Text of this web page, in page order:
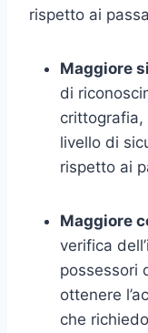
rispetto ai
Maggiore
di
crittografia,
livello di
rispetto ai
Maggiore
verifica
possessori
ottenere
che